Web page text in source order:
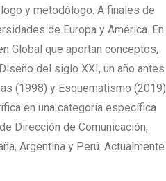
y metodólogo. A finales de
de Europa y América. En
Global que aportan conceptos,
del siglo XXI, un año antes
(1998) y Esquematismo (2019)
en una categoría específica
Dirección de Comunicación,
Argentina y Perú. Actualmente